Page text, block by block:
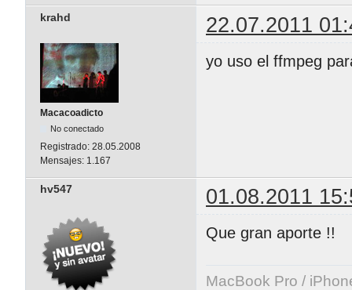
krahd 22.07.2011
Macacoadicto
No conectado
Registrado: 28.05.2008
Mensajes: 1.167
yo uso el ffmpeg
hv547 01.08.2011
Que gran aporte !!
MacBook Pro /